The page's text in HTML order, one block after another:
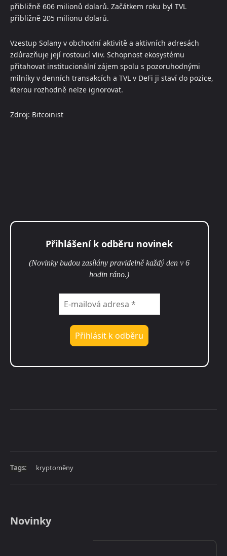
přibližně 606 milionů dolarů. Začátkem roku byl TVL
přibližně 205 milionu dolarů.
Vzestup Solany v obchodní aktivitě a aktivních adresách
zdůrazňuje její rostoucí vliv. Schopnost ekosystému
přitahovat institucionální zájem spolu s pozoruhodnými
milníky v denních transakcích a TVL v DeFi ji staví do pozice,
kterou rozhodně nelze ignorovat.
Zdroj: Bitcoinist
Přihlášení k odběru novinek
(Novinky budou zasílány pravidelně každý den v 6
hodin ráno.)
Tags: kryptoměny
Novinky